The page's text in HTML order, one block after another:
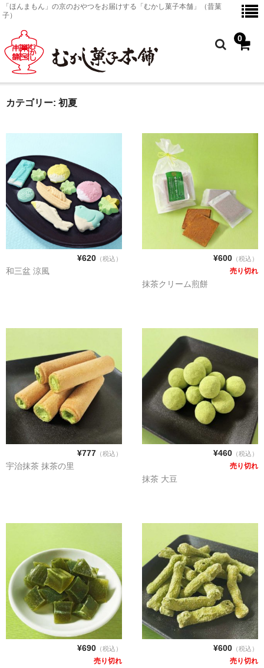
「ほんまもん」の京のおやつをお届けする「むかし菓子本舗」（昔菓
子）
0
ホーム
商品一覧
京のおやつ
金平糖
塗皿
琥珀
ご利用ガイド
プライバシーポリシー
特定商取引に関する表示
メンバー
カテゴリー: 初夏
¥620（税込）
和三盆 涼風
¥600（税込）
売り切れ
抹茶クリーム煎餅
¥777（税込）
宇治抹茶 抹茶の里
¥460（税込）
売り切れ
抹茶 大豆
¥690（税込）
売り切れ
¥600（税込）
売り切れ